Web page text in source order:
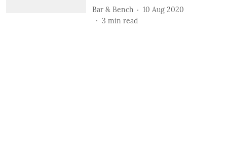
Bar & Bench
10 Aug 2020
3 min read